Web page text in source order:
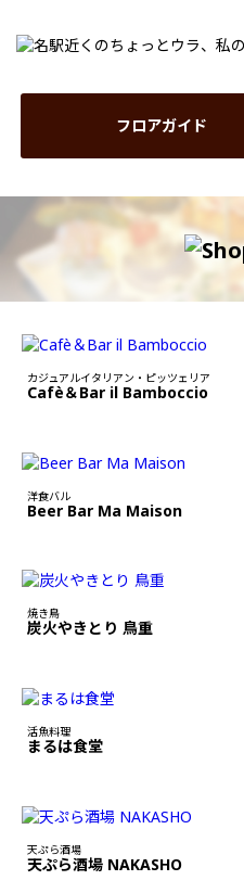
フロアガイド
カジュアルイタリアン・ピッツェリア
Cafè＆Bar il Bamboccio
洋食バル
Beer Bar Ma Maison
焼き鳥
炭火やきとり 鳥重
活魚料理
まるは食堂
天ぷら酒場
天ぷら酒場 NAKASHO